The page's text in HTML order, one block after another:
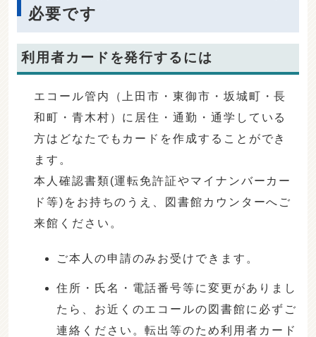
必要です
利用者カードを発行するには
エコール管内（上田市・東御市・坂城町・長
和町・青木村）に居住・通勤・通学している
方はどなたでもカードを作成することができ
ます。
本人確認書類(運転免許証やマイナンバーカー
ド等)をお持ちのうえ、図書館カウンターへご
来館ください。
ご本人の申請のみお受けできます。
住所・氏名・電話番号等に変更がありまし
たら、お近くのエコールの図書館に必ずご
連絡ください。転出等のため利用者カード